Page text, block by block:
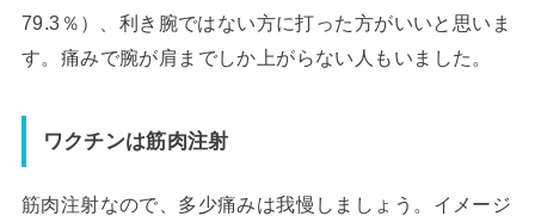
79.3％）、利き腕ではない方に打った方がいいと思いま
す。痛みで腕が肩までしか上がらない人もいました。
ワクチンは筋肉注射
筋肉注射なので、多少痛みは我慢しましょう。イメージ